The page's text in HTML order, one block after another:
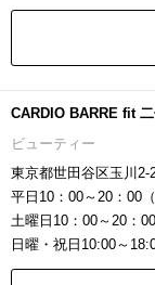
CARDIO BARRE fit
ビューティー
東京都世田谷区玉川
平日10：00～20：00（
土曜日10：00～20：00
日曜・祝日10:00～